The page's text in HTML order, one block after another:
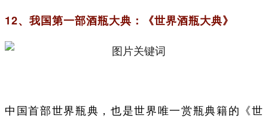
12、我国第一部酒瓶大典：《世界酒瓶大典》
中国首部世界瓶典，也是世界唯一赏瓶典籍的《世